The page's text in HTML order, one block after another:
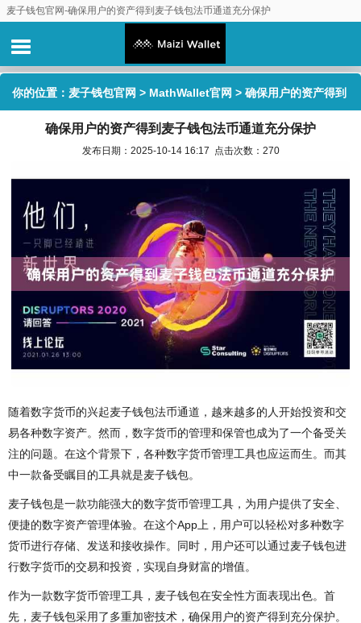
麦子钱包官网-确保用户的资产得到麦子钱包法币通道充分保护
你的位置： 麦子钱包官网 > MathWallet官网 > 确保用户的资产得到
麦子钱包法币通道充分保护
确保用户的资产得到麦子钱包法币通道充分保护
发布日期：2025-10-14 16:17 点击次数：270
随着数字货币的兴起麦子钱包法币通道，越来越多的人开始投资和交
易各种数字资产。然而，数字货币的管理和保管也成为了一个备受关
注的问题。在这个背景下，各种数字货币管理工具也应运而生。而其
中一款备受瞩目的工具就是麦子钱包。
麦子钱包是一款功能强大的数字货币管理工具，为用户提供了安全、
便捷的数字资产管理体验。在这个App上，用户可以轻松对多种数字
货币进行存储、发送和接收操作。同时，用户还可以通过麦子钱包进
行数字货币的交易和投资，实现自身财富的增值。
作为一款数字货币管理工具，麦子钱包在安全性方面表现出色。首
先，麦子钱包采用了多重加密技术，确保用户的资产得到充分保护。